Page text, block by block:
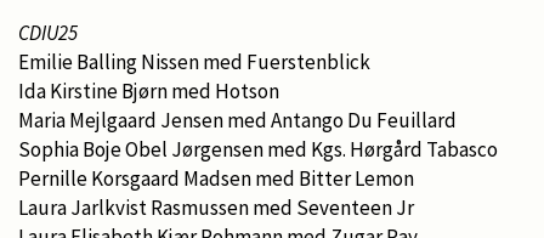
CDIU25
Emilie Balling Nissen med Fuerstenblick
Ida Kirstine Bjørn med Hotson
Maria Mejlgaard Jensen med Antango Du Feuillard
Sophia Boje Obel Jørgensen med Kgs. Hørgård Tabasco
Pernille Korsgaard Madsen med Bitter Lemon
Laura Jarlkvist Rasmussen med Seventeen Jr